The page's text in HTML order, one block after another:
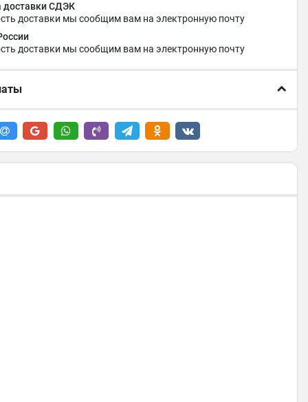
доставки СДЭК
доставки мы сообщим вам на электронную почту
доставки мы сообщим вам на электронную почту